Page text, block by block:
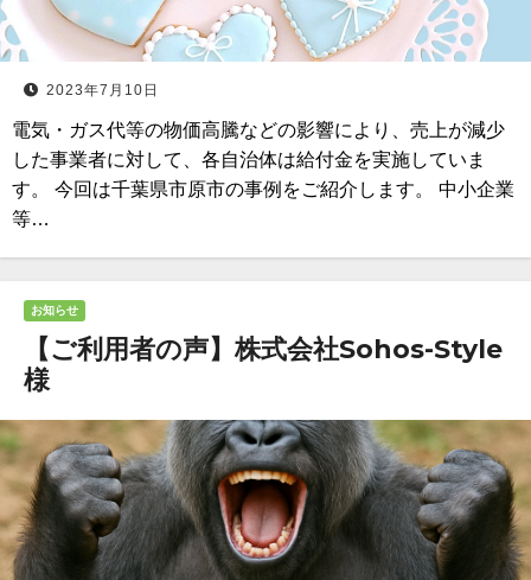
2023年7月10日
電気・ガス代等の物価高騰などの影響により、売上が減少
した事業者に対して、各自治体は給付金を実施していま
す。 今回は千葉県市原市の事例をご紹介します。 中小企業
等…
お知らせ
【ご利用者の声】株式会社Sohos-Style
様